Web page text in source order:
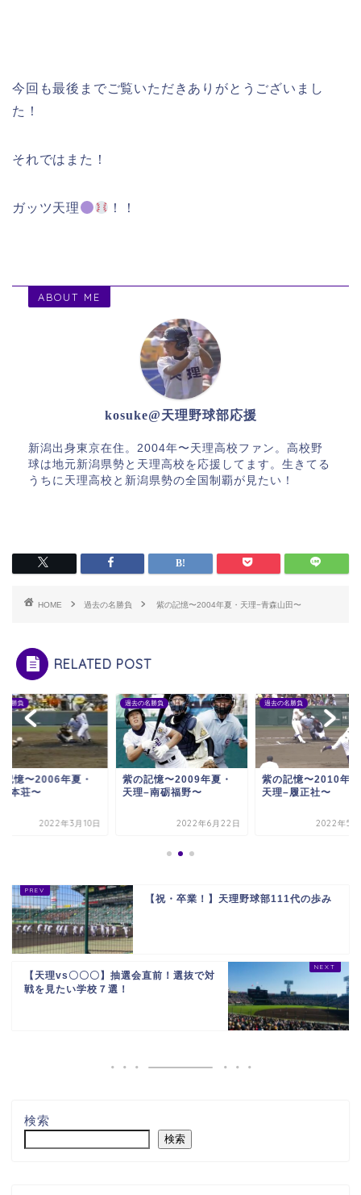
今回も最後までご覧いただきありがとうございまし
た！
それではまた！
ガッツ天理 ！！
ABOUT ME
kosuke@天理野球部応援
新潟出身東京在住。2004年〜天理高校ファン。高校野
球は地元新潟県勢と天理高校を応援してます。生きてる
うちに天理高校と新潟県勢の全国制覇が見たい！
HOME 過去の名勝負 紫の記憶〜2004年夏・天理−青森山田〜
RELATED POST
名勝負
記憶〜2006年夏・
–本荘〜
2022年3月10日
過去の名勝負
紫の記憶〜2009年夏・
天理–南砺福野〜
2022年6月22日
過去の名勝負
紫の記憶〜2010年
天理–履正社〜
2022年5
【祝・卒業！】天理野球部111代の歩み
【天理vs〇〇〇】抽選会直前！選抜で対
戦を見たい学校７選！
検索
検索